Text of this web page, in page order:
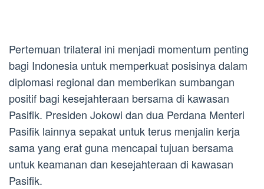
Pertemuan trilateral ini menjadi momentum penting
bagi Indonesia untuk memperkuat posisinya dalam
diplomasi regional dan memberikan sumbangan
positif bagi kesejahteraan bersama di kawasan
Pasifik. Presiden Jokowi dan dua Perdana Menteri
Pasifik lainnya sepakat untuk terus menjalin kerja
sama yang erat guna mencapai tujuan bersama
untuk keamanan dan kesejahteraan di kawasan
Pasifik.